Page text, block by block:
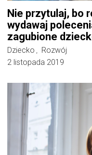
Nie przytulaj, bo
wydawaj
zagubione
Dziecko ,
Rozwój
2 listopada 2019